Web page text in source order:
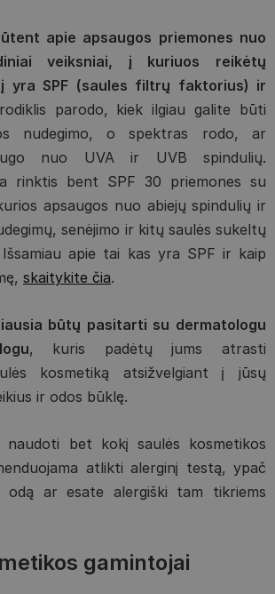
apie apsaugos priemones nuo
veiksniai, į kuriuos reikėtų
yra SPF (saules filtrų faktorius) ir
parodo, kiek ilgiau galite būti
nudegimo, o spektras rodo, ar
nuo UVA ir UVB spindulių.
rinktis bent SPF 30 priemones su
apsaugos nuo abiejų spindulių ir
senėjimo ir kitų saulės sukeltų
apie tai kas yra SPF ir kaip
skaitykite čia.
būtų pasitarti su dermatologu
, kuris padėtų jums atrasti
kosmetiką atsižvelgiant į jūsų
ir odos būklę.
naudoti bet kokį saulės kosmetikos
atlikti alerginį testą, ypač
ar esate alergiški tam tikriems
gamintojai